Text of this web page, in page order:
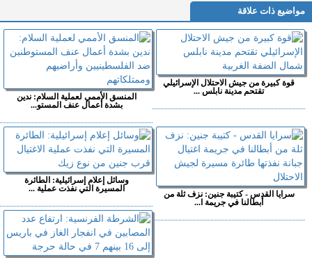
مواضيع ذات علاقة
قوة كبيرة من جيش الاحتلال الإسرائيلي
تقتحم مدينة نابلس ...
المنسق الأممي لعملية السلام: ندين
بشدة أعمال عنف المستو...
سرايا القدس - كتيبة جنين: نزف ثلة من
أبطالنا في جريمة ا...
وسائل إعلام إسرائيلية: الطائرة
المسيرة التي نفذت عملية ...